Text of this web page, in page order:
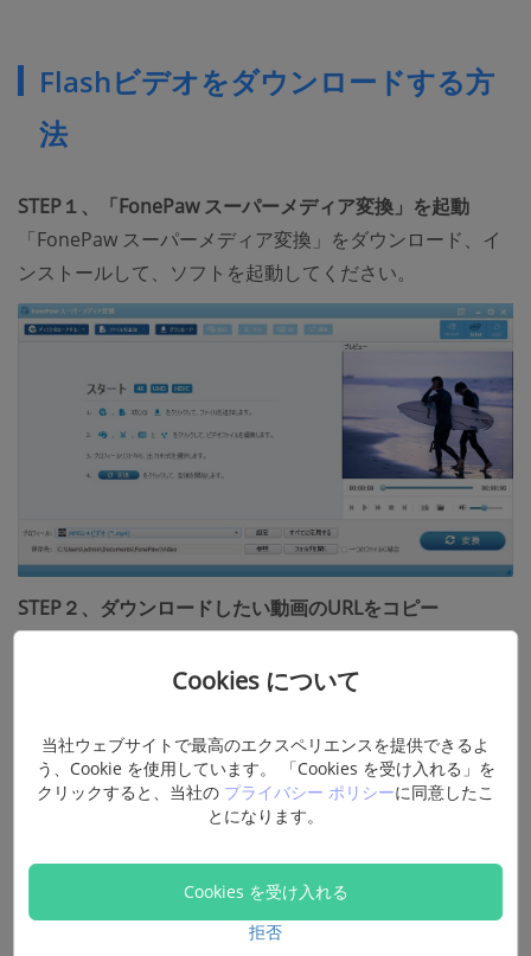
Flashビデオをダウンロードする方
法
STEP１、「FonePaw スーパーメディア変換」を起動
「FonePaw スーパーメディア変換」をダウンロード、イ
ンストールして、ソフトを起動してください。
STEP２、ダウンロードしたい動画のURLをコピー
つけます。そして、アドレスバーにあるURLを選択し、コ
Cookies について
当社ウェブサイトで最高のエクスペリエンスを提供できるよ
う、Cookie を使用しています。 「Cookies を受け入れる」を
クリックすると、当社の プライバシー ポリシーに同意したこ
とになります。
Cookies を受け入れる
拒否